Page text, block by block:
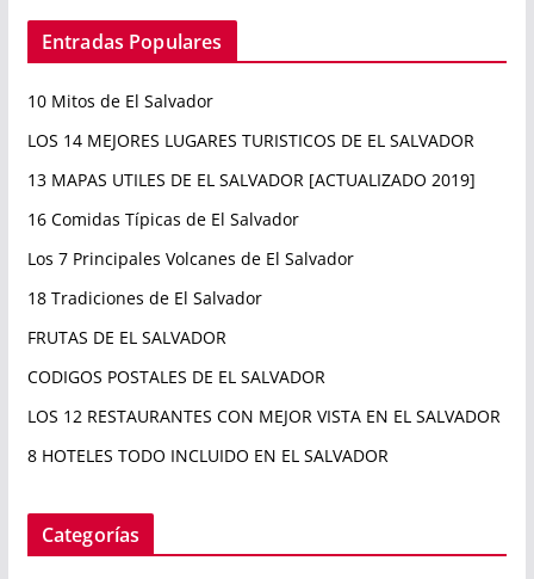
Entradas Populares
10 Mitos de El Salvador
LOS 14 MEJORES LUGARES TURISTICOS DE EL SALVADOR
13 MAPAS UTILES DE EL SALVADOR [ACTUALIZADO 2019]
16 Comidas Típicas de El Salvador
Los 7 Principales Volcanes de El Salvador
18 Tradiciones de El Salvador
FRUTAS DE EL SALVADOR
CODIGOS POSTALES DE EL SALVADOR
LOS 12 RESTAURANTES CON MEJOR VISTA EN EL SALVADOR
8 HOTELES TODO INCLUIDO EN EL SALVADOR
Categorías